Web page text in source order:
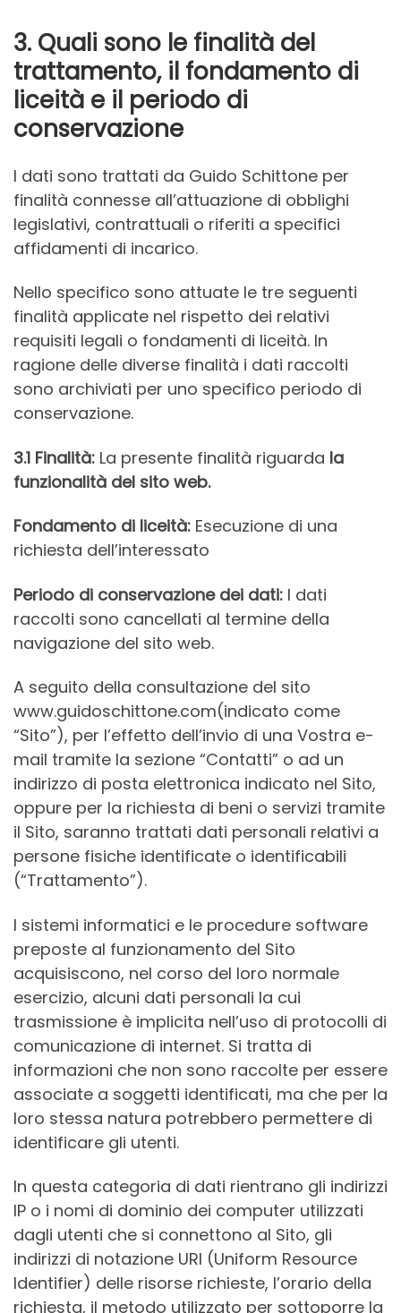
3. Quali sono le finalità del
trattamento, il fondamento di
liceità e il periodo di
conservazione
I dati sono trattati da Guido Schittone per
finalità connesse all’attuazione di obblighi
legislativi, contrattuali o riferiti a specifici
affidamenti di incarico.
Nello specifico sono attuate le tre seguenti
finalità applicate nel rispetto dei relativi
requisiti legali o fondamenti di liceità. In
ragione delle diverse finalità i dati raccolti
sono archiviati per uno specifico periodo di
conservazione.
3.1 Finalità: La presente finalità riguarda la
funzionalità del sito web.
Fondamento di liceità: Esecuzione di una
richiesta dell’interessato
Periodo di conservazione dei dati: I dati
raccolti sono cancellati al termine della
navigazione del sito web.
A seguito della consultazione del sito
www.guidoschittone.com(indicato come
“Sito”), per l’effetto dell’invio di una Vostra e-
mail tramite la sezione “Contatti” o ad un
indirizzo di posta elettronica indicato nel Sito,
oppure per la richiesta di beni o servizi tramite
il Sito, saranno trattati dati personali relativi a
persone fisiche identificate o identificabili
(“Trattamento”).
I sistemi informatici e le procedure software
preposte al funzionamento del Sito
acquisiscono, nel corso del loro normale
esercizio, alcuni dati personali la cui
trasmissione è implicita nell’uso di protocolli di
comunicazione di internet. Si tratta di
informazioni che non sono raccolte per essere
associate a soggetti identificati, ma che per la
loro stessa natura potrebbero permettere di
identificare gli utenti.
In questa categoria di dati rientrano gli indirizzi
IP o i nomi di dominio dei computer utilizzati
dagli utenti che si connettono al Sito, gli
indirizzi di notazione URI (Uniform Resource
Identifier) delle risorse richieste, l’orario della
richiesta, il metodo utilizzato per sottoporre la